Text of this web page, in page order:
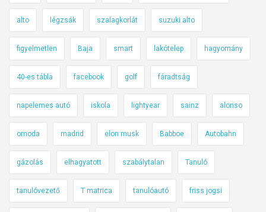
alto légzsák szalagkorlát suzuki alto
figyelmetlen Baja smart lakótelep hagyomány
40-es tábla facebook golf fáradtság
napelemes autó iskola lightyear sainz alonso
omoda madrid elon musk Babboe Autobahn
gázolás elhagyatott szabálytalan Tanuló
tanulóvezető T matrica tanulóautó friss jogsi